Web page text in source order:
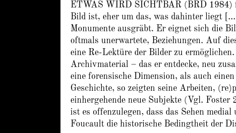
ETWAS WIRD SICHTBAR (BRD 1984)
Bild ist, eher um das, was dahinter liegt
Monumente ausgräbt. Er eignet sich die
oftmals unerwartete, Beziehungen. Auf
eine Re-Lektüre der Bilder zu
Archivmaterial – das er entdecke, neu
eine forensische Dimension, als auch
Geschichte, so zeigten seine Arbeiten,
einhergehende neue Subjekte (Vgl.
ist es offenzulegen, dass das Sehen
Foucault die historische Bedingtheit der